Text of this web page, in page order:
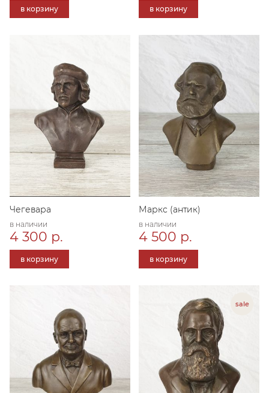
в корзину в корзину
Чегевара
в наличии
4 300 р.
в корзину
Маркс (антик)
в наличии
4 500 р.
в корзину